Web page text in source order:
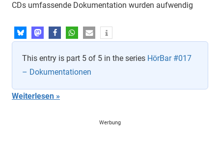
CDs umfassende Dokumentation wurden aufwendig
This entry is part 5 of 5 in the series HörBar #017
– Dokumentationen
Weiterlesen
Werbung